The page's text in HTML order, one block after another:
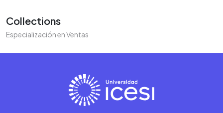
Collections
Especialización en Ventas